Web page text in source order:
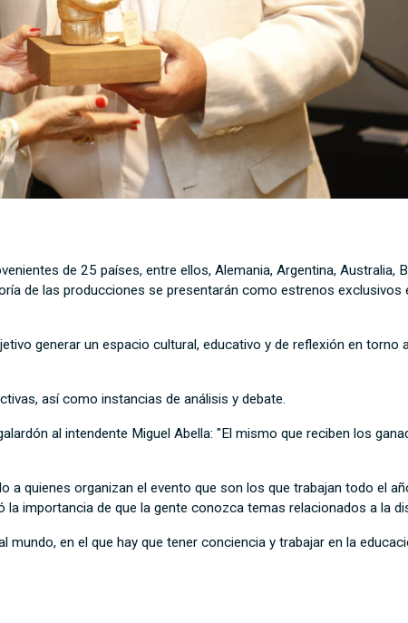
de 25 países, entre ellos, Alemania, Argentina, Australia,
de las producciones se presentarán como estrenos exclusivos
generar un espacio cultural, educativo y de reflexión en torno
así como instancias de análisis y debate.
al intendente Miguel Abella: "El mismo que reciben los
a quienes organizan el evento que son los que trabajan todo el
importancia de que la gente conozca temas relacionados a la
en el que hay que tener conciencia y trabajar en la